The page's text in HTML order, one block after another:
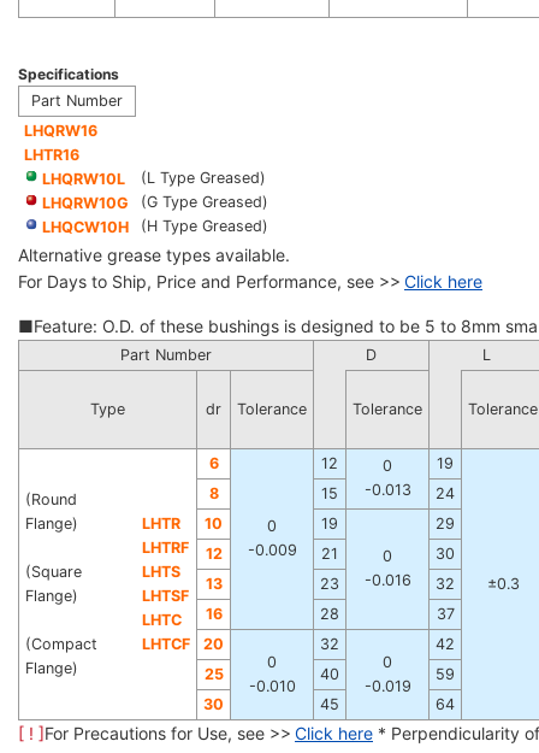
Specifications
Part Number
LHQRW16
LHTR16
LHQRW10L
LHQRW10G
LHQCW10H
(L Type Greased)
(G Type Greased)
(H Type Greased)
Alternative grease types available.
For Days to Ship, Price and Performance, see >> Click here
■Feature: O.D. of these bushings is designed to be 5 to 8mm
Part Number D L
Type dr Tolerance Tolerance Tolerance
(Round
Flange)
(Square
Flange)
(Compact
Flange)
LHTR
LHTRF
LHTS
LHTSF
LHTC
LHTCF
6
0
-0.009
12
0
-0.013
19
±0.3
8 15
24
10
19
0
-0.016
29
12
21
30
13
23
32
16
28
37
20
0
-0.010
32
0
-0.019
42
25
40
59
30
45 64
[ ! ]For Precautions for Use, see >> Click here * Perpendicularity